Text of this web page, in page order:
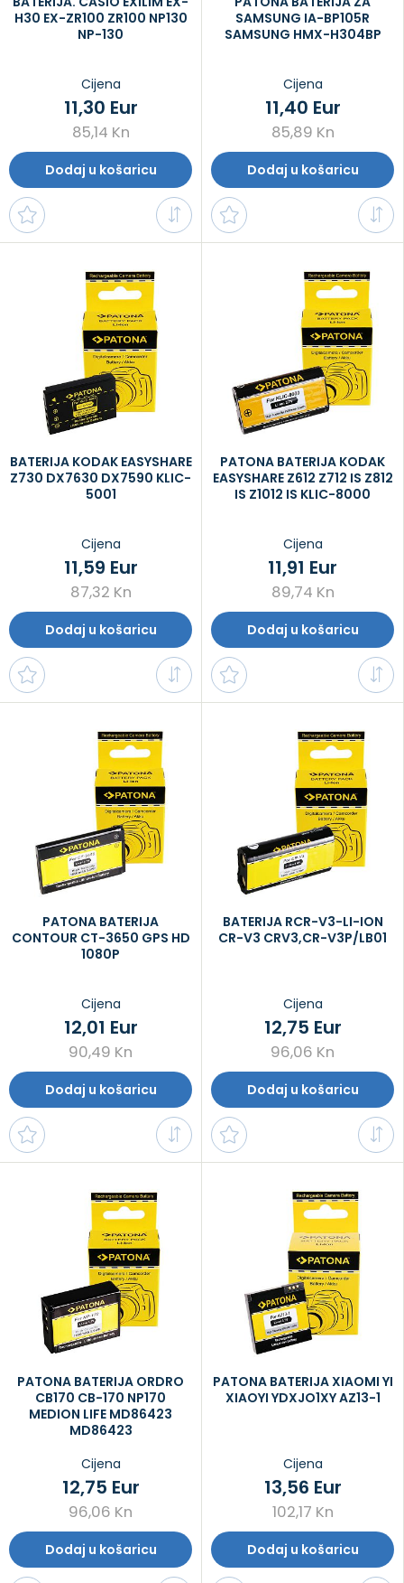
H30 EX-ZR100 ZR100 NP130
NP-130
Cijena
85,14 Kn
11,30 Eur
Dodaj u košaricu
SAMSUNG IA-BP105R
SAMSUNG HMX-H304BP
Cijena
85,89 Kn
11,40 Eur
Dodaj u košaricu
BATERIJA KODAK EASYSHARE
Z730 DX7630 DX7590 KLIC-
5001
Cijena
87,32 Kn
11,59 Eur
Dodaj u košaricu
PATONA BATERIJA KODAK
EASYSHARE Z612 Z712 IS Z812
IS Z1012 IS KLIC-8000
Cijena
89,74 Kn
11,91 Eur
Dodaj u košaricu
PATONA BATERIJA
CONTOUR CT-3650 GPS HD
1080P
Cijena
90,49 Kn
12,01 Eur
Dodaj u košaricu
BATERIJA RCR-V3-LI-ION
CR-V3 CRV3,CR-V3P/LB01
Cijena
96,06 Kn
12,75 Eur
Dodaj u košaricu
PATONA BATERIJA ORDRO
CB170 CB-170 NP170
MEDION LIFE MD86423
MD86423
Cijena
96,06 Kn
12,75 Eur
Dodaj u košaricu
PATONA BATERIJA XIAOMI YI
XIAOYI YDXJO1XY AZ13-1
Cijena
102,17 Kn
13,56 Eur
Dodaj u košaricu